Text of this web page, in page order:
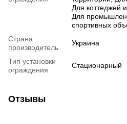
Для коттеджей
Для
спортивных
Страна
производитель
Украина
Тип установки
ограждения
Стационарный
Отзывы